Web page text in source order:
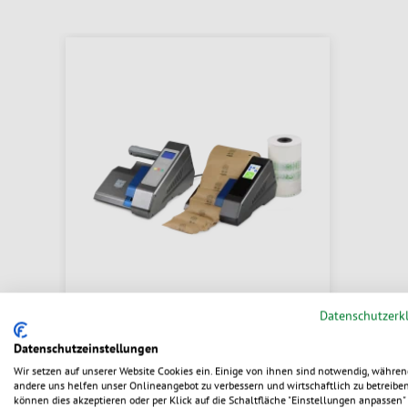
AirWave1 / AirWave2 Luftkissen-
System
Datenschutzeinstellungen
Wir setzen auf unserer Website Cookies ein. Einige von ihnen sind notwendig,
andere uns helfen unser Onlineangebot zu verbessern und wirtschaftlich zu
können dies akzeptieren oder per Klick auf die Schaltfläche "Einstellungen anpassen"